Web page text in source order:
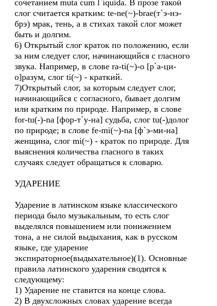
сочетанием muta cum l`iquida. В прозе такой
слог считается кратким: te-ne(~)-brae(т`э-нэ-
брэ) мрак, тень, а в стихах такой слог может
быть и долгим.
6) Открытый слог краток по положению, если
за ним следует слог, начинающийся с гласного
звука. Например, в слове ra-ti(~)-o [р`а-ци-
о]разум, слог ti(~) - краткий.
7)Открытый слог, за которым следует слог,
начинающийся с согласного, бывает долгим
или кратким по природе. Например, в слове
for-tu(-)-na [фор-т`у-на] судьба, слог tu(-)долог
по природе; в слове fe-mi(~)-na [ф`э-ми-на]
женщина, слог mi(~) - краток по природе. Для
выяснения количества гласного в таких
случаях следует обращаться к словарю.
УДАРЕНИЕ
Ударение в латинском языке классического
периода было музыкальным, то есть слог
выделялся повышением или понижением
тона, а не силой выдыхания, как в русском
языке, где ударение
экспираторное(выдыхательное)(1). Основные
правила латинского ударения сводятся к
следующему:
1) Ударение не ставится на конце слова.
2) В двухсложных словах ударение всегда